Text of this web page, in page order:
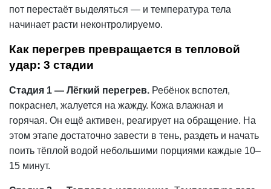
пот перестаёт выделяться — и температура тела
начинает расти неконтролируемо.
Как перегрев превращается в тепловой
удар: 3 стадии
Стадия 1 — Лёгкий перегрев. Ребёнок вспотел,
покраснел, жалуется на жажду. Кожа влажная и
горячая. Он ещё активен, реагирует на обращение. На
этом этапе достаточно завести в тень, раздеть и начать
поить тёплой водой небольшими порциями каждые 10–
15 минут.